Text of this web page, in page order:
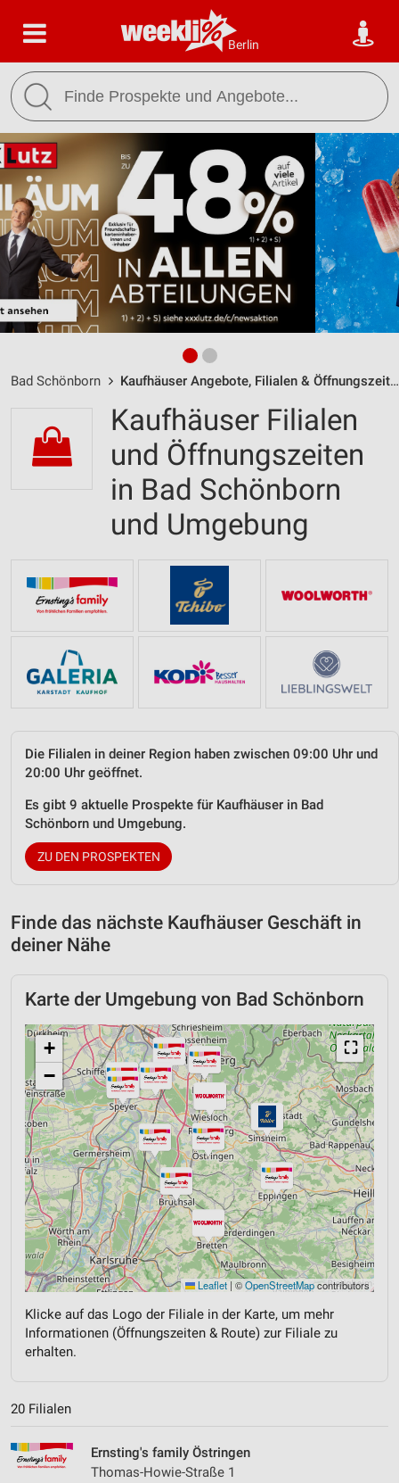
Berlin
Bad Schönborn Kaufhäuser Angebote, Filialen & Öffnungszeiten
Kaufhäuser Filialen
und Öffnungszeiten
in Bad Schönborn
und Umgebung
Die Filialen in deiner Region haben zwischen 09:00 Uhr und
20:00 Uhr geöffnet.
Es gibt 9 aktuelle Prospekte für Kaufhäuser in Bad
Schönborn und Umgebung.
ZU DEN PROSPEKTEN
Finde das nächste Kaufhäuser Geschäft in
deiner Nähe
Karte der Umgebung von Bad Schönborn
⛶
+
−
Leaflet | ©OpenStreetMapcontributors
Klicke auf das Logo der Filiale in der Karte, um mehr
Informationen (Öffnungszeiten & Route) zur Filiale zu
erhalten.
20 Filialen
Ernsting's family Östringen
Thomas-Howie-Straße 1